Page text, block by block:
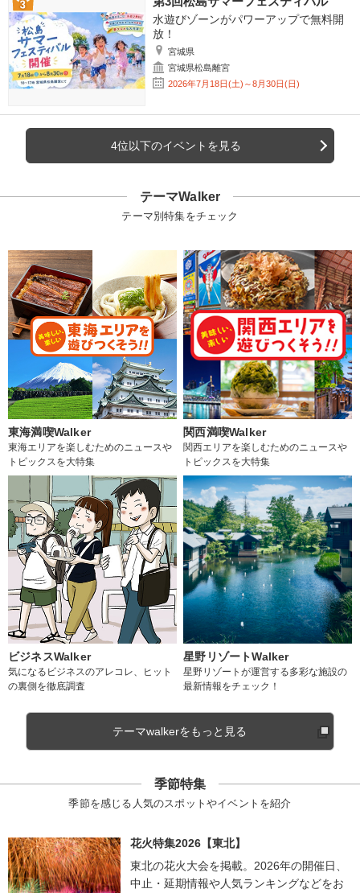
水遊びゾーンがパワーアップで無料開
放！
宮城県
宮城県松島離宮
2026年7月18日(土)～8月30日(日)
4位以下のイベントを見る
テーマWalker
テーマ別特集をチェック
東海満喫Walker
東海エリアを楽しむためのニュースや
トピックスを大特集
関西満喫Walker
関西エリアを楽しむためのニュースや
トピックスを大特集
ビジネスWalker
気になるビジネスのアレコレ、ヒット
の裏側を徹底調査
星野リゾートWalker
星野リゾートが運営する多彩な施設の
最新情報をチェック！
テーマwalkerをもっと見る
季節特集
季節を感じる人気のスポットやイベントを紹介
花火特集2026【東北】
東北の花火大会を掲載。2026年の開催日、
中止・延期情報や人気ランキングなどをお